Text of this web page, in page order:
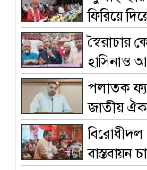
ফিরিয়ে
স্বৈরাচার
হাসিনাও
পলাতক
জাতীয়
আমিন
বাস্তবায়ন